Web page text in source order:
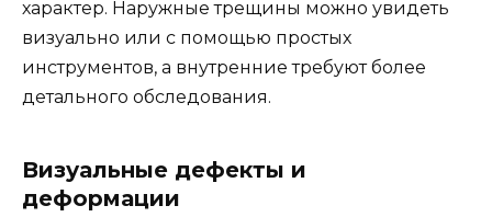
характер. Наружные трещины можно увидеть
визуально или с помощью простых
инструментов, а внутренние требуют более
детального обследования.
Визуальные дефекты и
деформации